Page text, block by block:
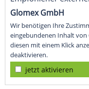
Glomex GmbH
Wir benötigen Ihre
eingebundenen Inhalt von
diesen mit einem Klick
deaktivieren.
jetzt aktivieren